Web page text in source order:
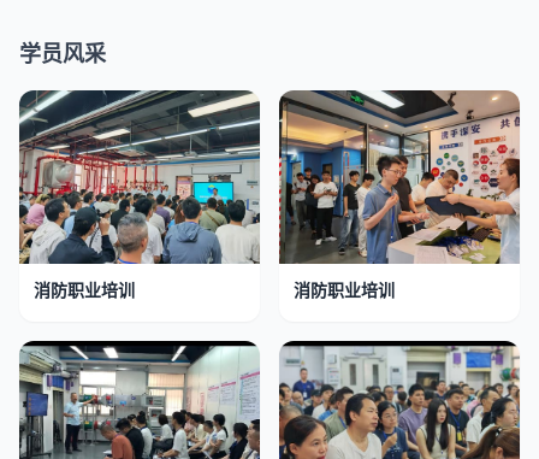
学员风采
消防职业培训 消防职业培训